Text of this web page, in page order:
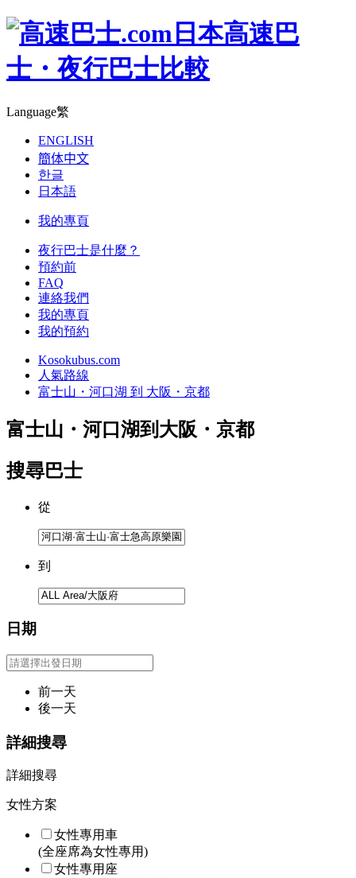
日本高速巴
士・夜行巴士比較
Language繁
ENGLISH
簡体中文
한글
日本語
我的專頁
夜行巴士是什麼？
預約前
FAQ
連絡我們
我的專頁
我的預約
Kosokubus.com
人氣路線
富士山・河口湖 到 大阪・京都
富士山・河口湖到 大阪・京都
搜尋巴士
從
到
日期
前一天
後一天
詳細搜尋
詳細搜尋
女性方案
女性專用車
(全座席為女性專用)
女性專用座